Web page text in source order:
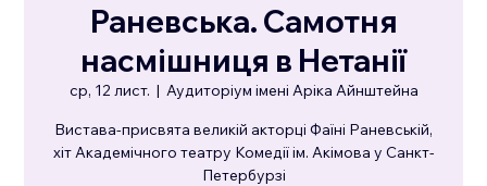
Раневська. Самотня
насмішниця в Нетанії
ср, 12 лист.
  |
Аудиторіум імені Аріка Айнштейна
Вистава-присвята великій акторці Фаїні Раневській,
хіт Академічного театру Комедії ім. Акімова у Санкт-
Петербурзі